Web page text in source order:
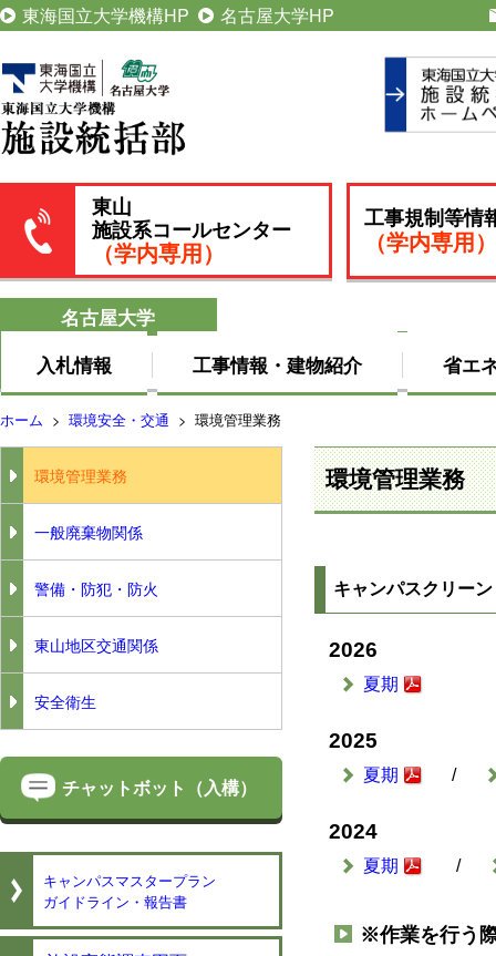
東海国立大学機構HP 名古屋大学HP
東山
施設系コールセンター
（学内専用）
工事規制等情
（学内専用）
名古屋大学
入札情報 工事情報・建物紹介 省エ
ホーム > 環境安全・交通 > 環境管理業務
環境管理業務
一般廃棄物関係
警備・防犯・防火
東山地区交通関係
安全衛生
チャットボット（入構）
キャンパスマスタープラン
ガイドライン・報告書
環境管理業務
キャンパスクリー
2026
夏期
2025
夏期 /
2024
夏期 /
※作業を行う